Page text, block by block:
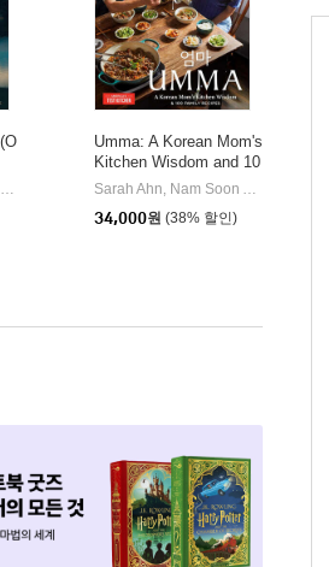
Umma: A Korean Mom's
Kitchen Wisdom and 10
0 Family Recipes
Sarah Ahn, Nam Soon Ahn/ America's Test Kitchen (EDT)
34,000원 (38% 할인)